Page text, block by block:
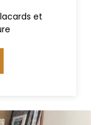
et